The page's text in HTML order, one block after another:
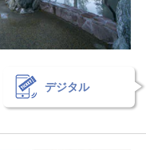
デジタル